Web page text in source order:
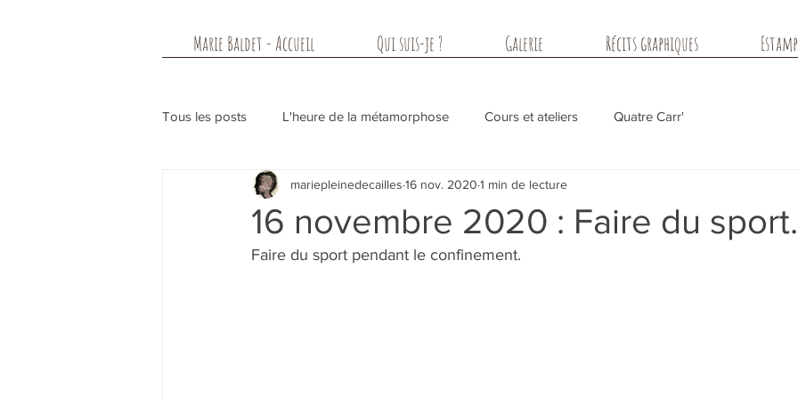
Tous les posts L'heure de la métamorphose Cours et ateliers Quatre Carr'
16 novembre 2020 : Faire du sport.
mariepleinedecailles 16 nov. 2020 1 min de lecture
Faire du sport pendant le confinement.
Marie Baldet - Accueil Qui suis-je ? Galerie Récits graphiques